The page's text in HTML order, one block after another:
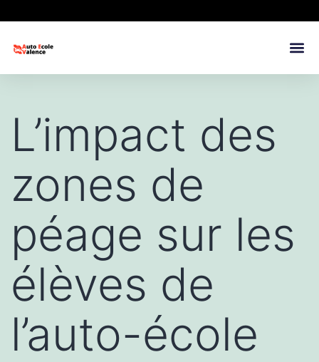
L’impact des
zones de
péage sur les
élèves de
l’auto-école